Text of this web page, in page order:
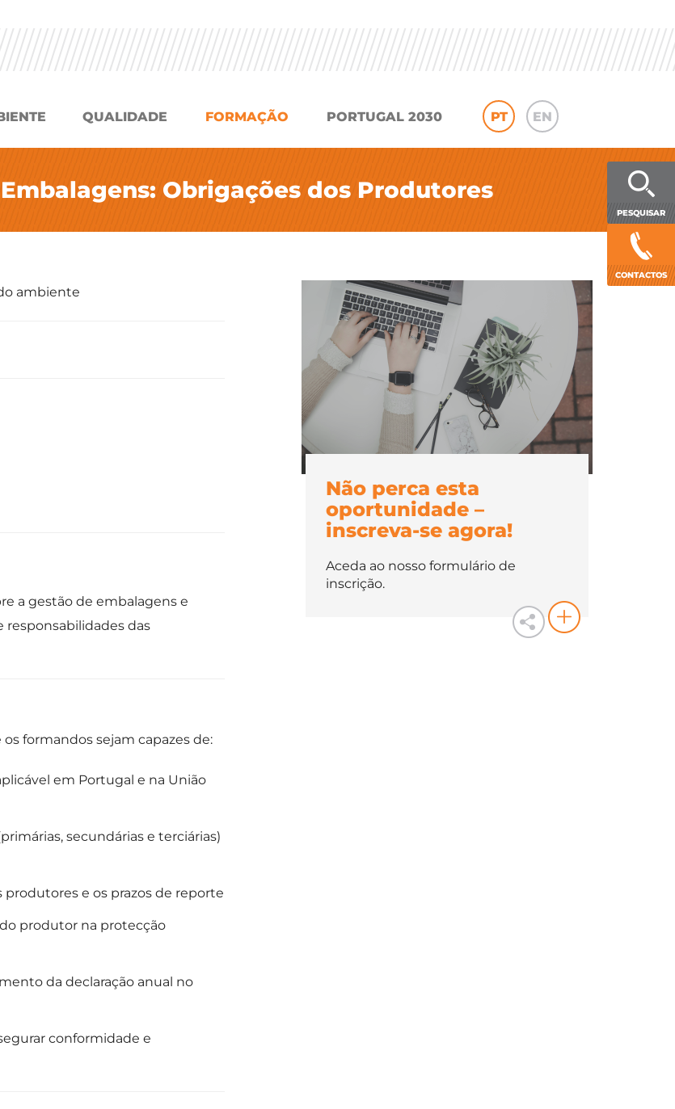
QUALIDADE FORMAÇÃO PORTUGAL 2030 PT EN
Obrigações dos Produtores
ambiente
a gestão de embalagens e
responsabilidades das
formandos sejam capazes de:
em Portugal e na União
secundárias e terciárias)
e os prazos de reporte
produtor na protecção
da declaração anual no
conformidade e
Não perca esta
oportunidade –
inscreva-se agora!
Aceda ao nosso formulário de
inscrição.
PESQUISAR
CONTACTOS